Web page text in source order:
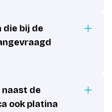
bij de
de
ook platina